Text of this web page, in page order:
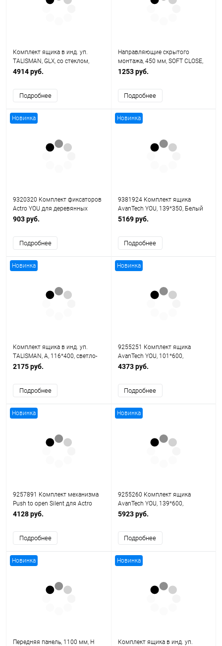
Комплект ящика в инд. уп.
TALISMAN, GLX, со стеклом,
179*450, графит, Soft-Close (4
4914 руб.
Подробнее
Направляющие скрытого
монтажа, 450 мм, SOFT CLOSE,
TALISMAN (10 к-тов/кор)
1253 руб.
Подробнее
Новинка
9320320 Комплект фиксаторов
Actro YOU для деревянных
ящиков
903 руб.
Подробнее
Новинка
9381924 Комплект ящика
AvanTech YOU, 139*350, Белый
5169 руб.
Подробнее
Новинка
Комплект ящика в инд. уп.
TALISMAN, A, 116*400, светло-
серый, Soft-Close (6 уп/кор)
2175 руб.
Подробнее
Новинка
9255251 Комплект ящика
AvanTech YOU, 101*600,
Серебристый
4373 руб.
Подробнее
Новинка
9257891 Комплект механизма
Push to open Silent для Actro
YOU, 20 кг
4128 руб.
Подробнее
Новинка
9255260 Комплект ящика
AvanTech YOU, 139*600,
Серебристый
5923 руб.
Подробнее
Новинка
Передняя панель, 1100 мм, H
Новинка
Комплект ящика в инд. уп.